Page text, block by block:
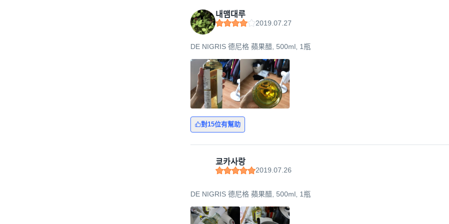
내맴대루
2019.07.27
DE NIGRIS 德尼格 蘋果醋, 500ml, 1瓶
對15位有幫助
쿄카사랑
2019.07.26
DE NIGRIS 德尼格 蘋果醋, 500ml, 1瓶